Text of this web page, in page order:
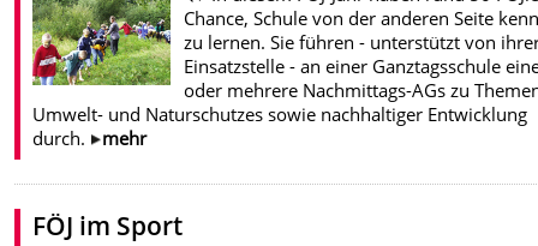
Chance, Schule von der anderen Seite
zu lernen. Sie führen - unterstützt von
Einsatzstelle - an einer Ganztagsschule
oder mehrere Nachmittags-AGs zu
Umwelt- und Naturschutzes sowie nachhaltiger Entwicklung
durch.
mehr
FÖJ im Sport